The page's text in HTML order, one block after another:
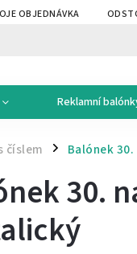
OBJEDNÁVKA
Reklamní
číslem / Balónek
30.